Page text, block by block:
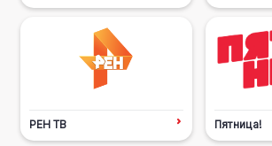
РЕН ТВ Пятница!